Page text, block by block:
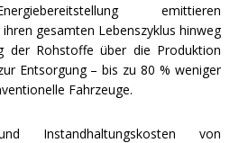
emittieren
gesamten Lebenszyklus hinweg
der Rohstoffe über die Produktion
Entsorgung – bis zu 80 % weniger
Fahrzeuge.
Instandhaltungskosten von